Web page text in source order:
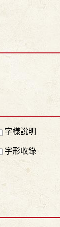
字樣說明
字形收錄